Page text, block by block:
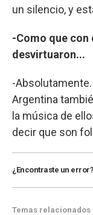
un silencio, y
-Como que con
desvirtuaron...
-
Argentina
la música de
decir que son
¿Encontraste un error?
Temas relacionados